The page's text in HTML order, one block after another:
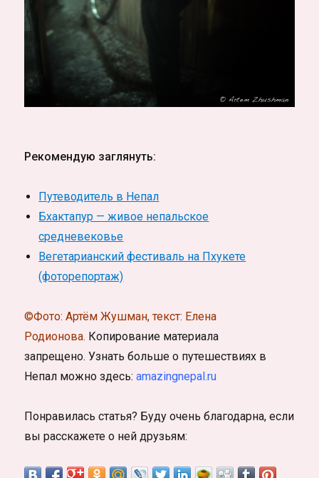
Рекомендую заглянуть:
Путеводитель в Непал
Бхактапур — живое непальское
средневековье
Вегетарианский фестиваль на Пхукете
(фоторепортаж)
©Фото: Артём Жушман, текст: Елена
Родионова. Копирование материала
запрещено. Узнать больше о путешествиях в
Непал можно здесь: amazingnepal.ru
Понравилась статья? Буду очень благодарна, если
вы расскажете о ней друзьям: